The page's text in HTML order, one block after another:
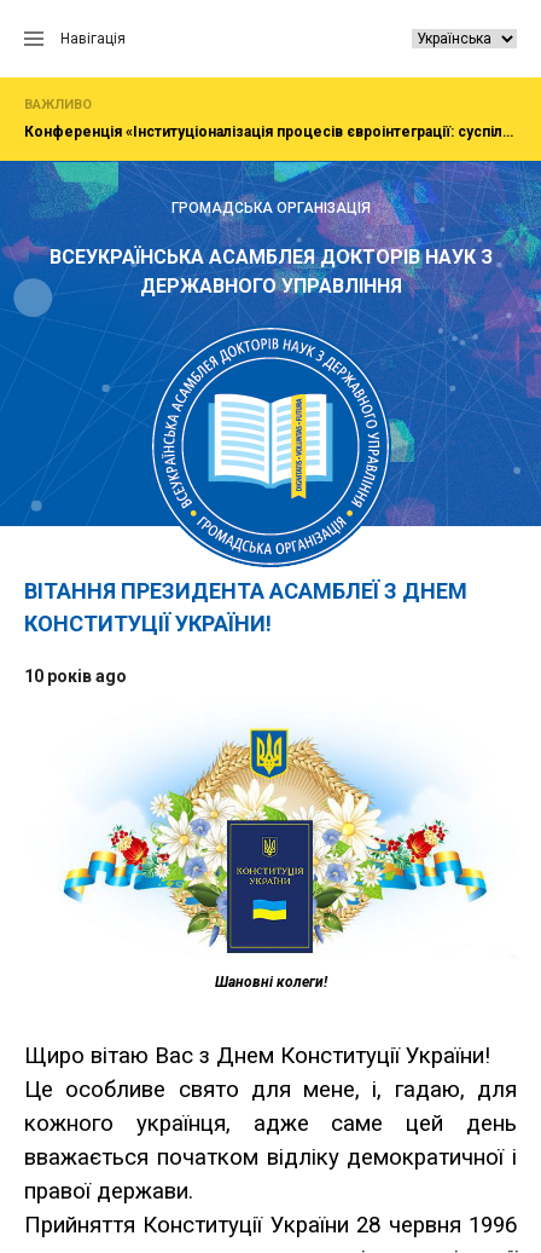
Навігація
ВАЖЛИВО
Конференція «Інституціоналізація процесів євроінтеграції: суспільство, економіка, адміністрування»
ГРОМАДСЬКА ОРГАНІЗАЦІЯ
ВСЕУКРАЇНСЬКА АСАМБЛЕЯ ДОКТОРІВ НАУК З
ДЕРЖАВНОГО УПРАВЛІННЯ
ВІТАННЯ ПРЕЗИДЕНТА АСАМБЛЕЇ З ДНЕМ
КОНСТИТУЦІЇ УКРАЇНИ!
10 років ago
Шановніколеги!
Щиро вітаю Вас з Днем Конституції України!
Це особливе свято для мене, і, гадаю, для
кожного українця, адже саме цей день
вважається початком відліку демократичної і
правої держави.
Прийняття Конституції України 28 червня 1996